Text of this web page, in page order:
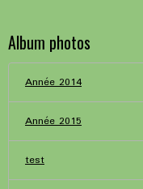
Album photos
Année 2014
Année 2015
test